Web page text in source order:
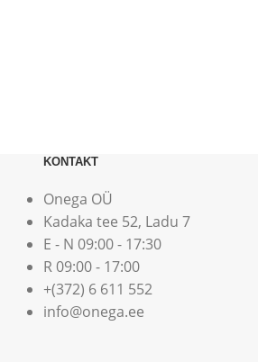
KONTAKT
Onega OÜ
Kadaka tee 52, Ladu 7
E - N 09:00 - 17:30
R 09:00 - 17:00
+(372) 6 611 552
info@onega.ee